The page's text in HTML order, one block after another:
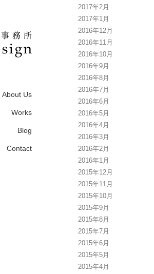
About Us
Works
Blog
Contact
2017年2月
2017年1月
2016年12月
2016年11月
2016年10月
2016年9月
2016年8月
2016年7月
2016年6月
2016年5月
2016年4月
2016年3月
2016年2月
2016年1月
2015年12月
2015年11月
2015年10月
2015年9月
2015年8月
2015年7月
2015年6月
2015年5月
2015年4月